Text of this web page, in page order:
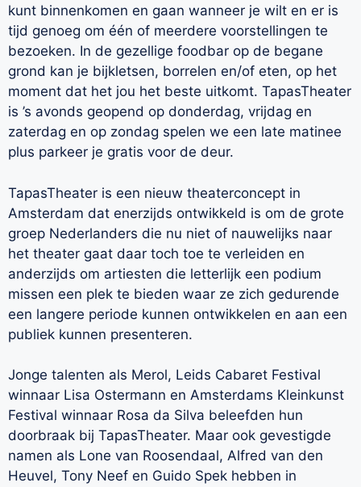
kunt binnenkomen en gaan wanneer je wilt en er is
tijd genoeg om één of meerdere voorstellingen te
bezoeken. In de gezellige foodbar op de begane
grond kan je bijkletsen, borrelen en/of eten, op het
moment dat het jou het beste uitkomt. TapasTheater
is ’s avonds geopend op donderdag, vrijdag en
zaterdag en op zondag spelen we een late matinee
plus parkeer je gratis voor de deur.
TapasTheater is een nieuw theaterconcept in
Amsterdam dat enerzijds ontwikkeld is om de grote
groep Nederlanders die nu niet of nauwelijks naar
het theater gaat daar toch toe te verleiden en
anderzijds om artiesten die letterlijk een podium
missen een plek te bieden waar ze zich gedurende
een langere periode kunnen ontwikkelen en aan een
publiek kunnen presenteren.
Jonge talenten als Merol, Leids Cabaret Festival
winnaar Lisa Ostermann en Amsterdams Kleinkunst
Festival winnaar Rosa da Silva beleefden hun
doorbraak bij TapasTheater. Maar ook gevestigde
namen als Lone van Roosendaal, Alfred van den
Heuvel, Tony Neef en Guido Spek hebben in